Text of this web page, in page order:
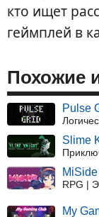
кто ищет
геймплей в
Похожие
Pulse
Slime
MiSide
RPG |
My